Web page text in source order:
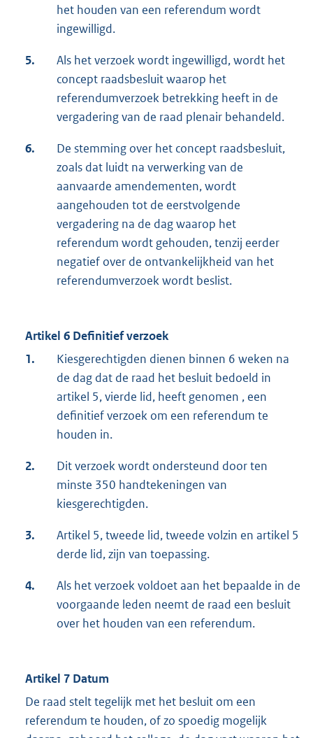
het houden van een referendum wordt
ingewilligd.
5.
Als het verzoek wordt ingewilligd, wordt het
concept raadsbesluit waarop het
referendumverzoek betrekking heeft in de
vergadering van de raad plenair behandeld.
6.
De stemming over het concept raadsbesluit,
zoals dat luidt na verwerking van de
aanvaarde amendementen, wordt
aangehouden tot de eerstvolgende
vergadering na de dag waarop het
referendum wordt gehouden, tenzij eerder
negatief over de ontvankelijkheid van het
referendumverzoek wordt beslist.
Artikel 6 Definitief verzoek
1.
Kiesgerechtigden dienen binnen 6 weken na
de dag dat de raad het besluit bedoeld in
artikel 5, vierde lid, heeft genomen , een
definitief verzoek om een referendum te
houden in.
2.
Dit verzoek wordt ondersteund door ten
minste 350 handtekeningen van
kiesgerechtigden.
3.
Artikel 5, tweede lid, tweede volzin en artikel 5
derde lid, zijn van toepassing.
4.
Als het verzoek voldoet aan het bepaalde in de
voorgaande leden neemt de raad een besluit
over het houden van een referendum.
Artikel 7 Datum
De raad stelt tegelijk met het besluit om een
referendum te houden, of zo spoedig mogelijk